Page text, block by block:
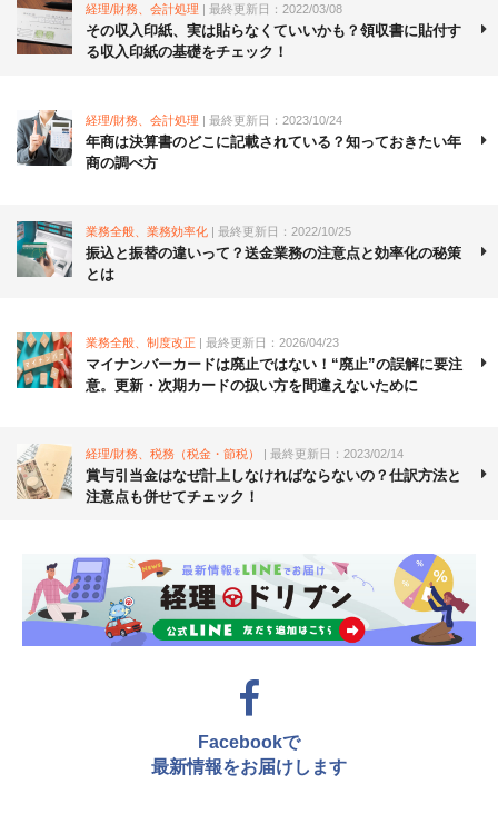
経理/財務、会計処理 | 最終更新日：2022/03/08
その収入印紙、実は貼らなくていいかも？領収書に貼付す
る収入印紙の基礎をチェック！
経理/財務、会計処理 | 最終更新日：2023/10/24
年商は決算書のどこに記載されている？知っておきたい年
商の調べ方
業務全般、業務効率化 | 最終更新日：2022/10/25
振込と振替の違いって？送金業務の注意点と効率化の秘策
とは
業務全般、制度改正 | 最終更新日：2026/04/23
マイナンバーカードは廃止ではない！“廃止”の誤解に要注
意。更新・次期カードの扱い方を間違えないために
経理/財務、税務（税金・節税） | 最終更新日：2023/02/14
賞与引当金はなぜ計上しなければならないの？仕訳方法と
注意点も併せてチェック！
Facebookで
最新情報をお届けします